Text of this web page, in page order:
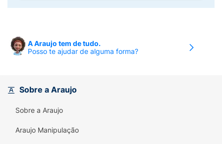
A Araujo tem de tudo.
Posso te ajudar de alguma forma?
Sobre a Araujo
Sobre a Araujo
Araujo Manipulação